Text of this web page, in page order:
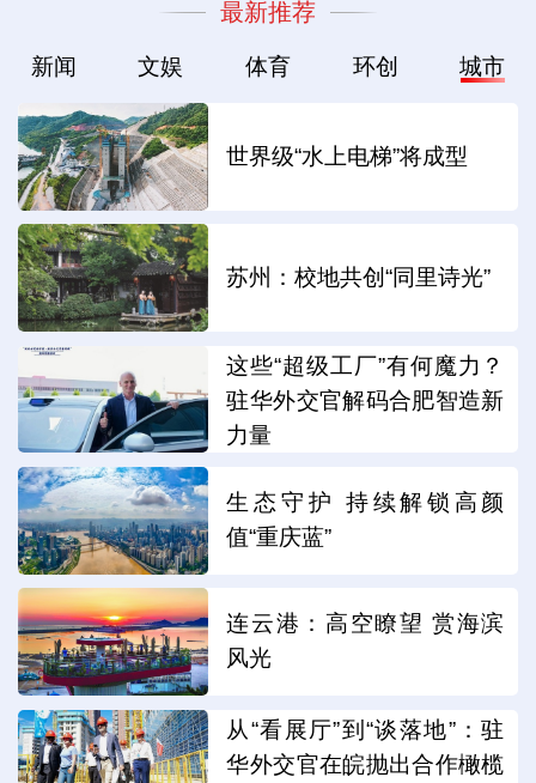
最新推荐
新闻 文娱 体育 环创 城市
世界级“水上电梯”将成型
苏州：校地共创“同里诗光”
这些“超级工厂”有何魔力？
驻华外交官解码合肥智造新
力量
生态守护 持续解锁高颜
值“重庆蓝”
连云港：高空瞭望 赏海滨
风光
从“看展厅”到“谈落地”：驻
华外交官在皖抛出合作橄榄